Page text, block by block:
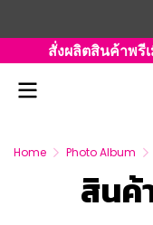
สั่งผลิตสินค้าพรี
Home Photo Album
สินค้